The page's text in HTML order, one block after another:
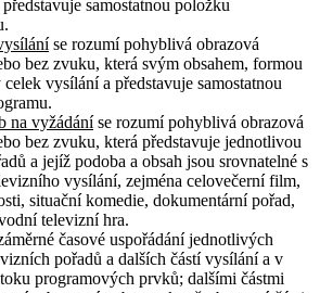
samostatnou položku
se rozumí pohyblivá obrazová
bez zvuku, která svým obsahem, formou
vysílání a představuje samostatnou
na vyžádáníse rozumí pohyblivá obrazová
bez zvuku, která představuje jednotlivou
a jejíž podoba a obsah jsou srovnatelné s
vysílání, zejména celovečerní film,
situační komedie, dokumentární pořad,
televizní hra.
časové uspořádání jednotlivých
pořadů a dalších částí vysílání a v
programových prvků; dalšími částmi